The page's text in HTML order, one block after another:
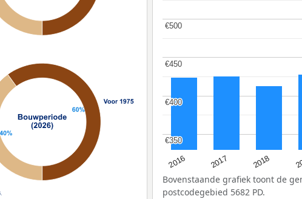
2016 2017 2018
€350
€350
€400
€400
€450
€450
€500
€500
Bovenstaande grafiek toont de
postcodegebied 5682 PD.